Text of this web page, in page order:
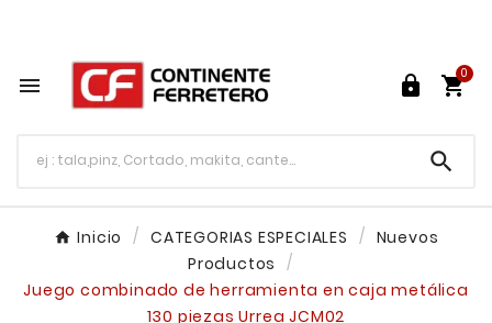
  
0

Inicio CATEGORIAS ESPECIALES
Nuevos
Productos
Juego combinado de herramienta en caja metálica
130 piezas Urrea JCM02